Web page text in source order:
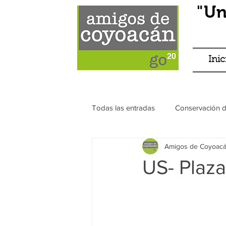
Todas las entradas Conservación
Franeleros Transparencia
US-
Amigos de